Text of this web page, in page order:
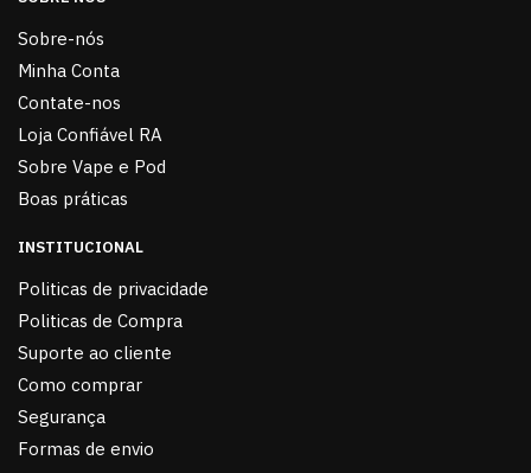
Sobre-nós
Minha Conta
Contate-nos
Loja Confiável RA
Sobre Vape e Pod
Boas práticas
INSTITUCIONAL
Politicas de privacidade
Politicas de Compra
Suporte ao cliente
Como comprar
Segurança
Formas de envio